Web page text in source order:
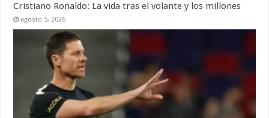
Cristiano Ronaldo: La vida tras el volante y los millones
agosto 5, 2026